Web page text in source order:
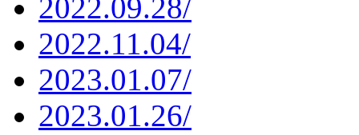
2022.09.28/
2022.11.04/
2023.01.07/
2023.01.26/